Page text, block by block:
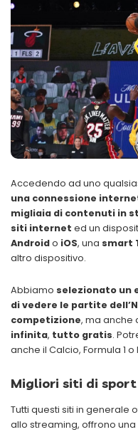
Accedendo ad uno
una connessione
migliaia di contenuti in
siti internet ed un
Androido iOS, una smart
altro dispositivo.
Abbiamo selezionato un
di vedere le partite
competizione, ma anche
infinita, tutto gratis.
anche il Calcio, Formula 1 o
Migliori siti di
Tutti questi siti in generale
allo streaming, offrono una